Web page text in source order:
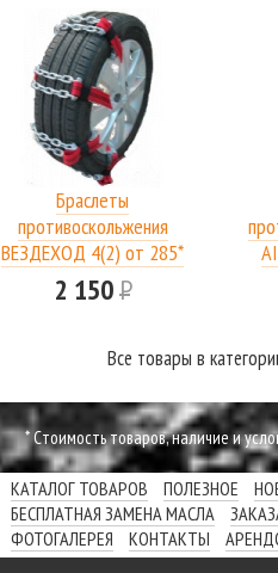
Браслеты
противоскольжения
ВЕЗДЕХОД 4(2) от 285*
до 315*
2 150Р
Все товары в
* Cтоимость товаров, наличие и
КАТАЛОГ ТОВАРОВ ПОЛЕЗНОЕ
БЕСПЛАТНАЯ ЗАМЕНА МАСЛА
ФОТОГАЛЕРЕЯ
КОНТАКТЫ